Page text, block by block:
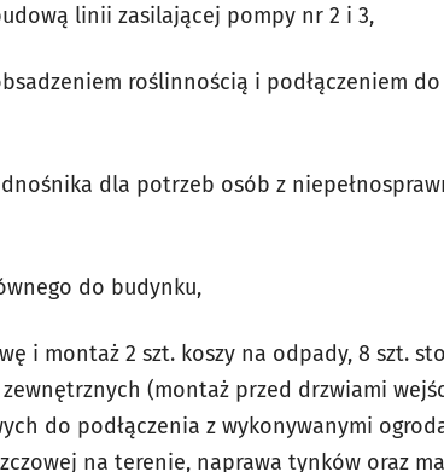
linii zasilającej pompy nr 2 i 3,
roślinnością i podłączeniem
dla potrzeb osób z
do budynku,
i montaż 2 szt. koszy na odpady, 8 szt.
(montaż przed drzwiami
do podłączenia z wykonywanymi
na terenie, naprawa tynków oraz